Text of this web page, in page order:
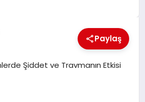
Paylaş